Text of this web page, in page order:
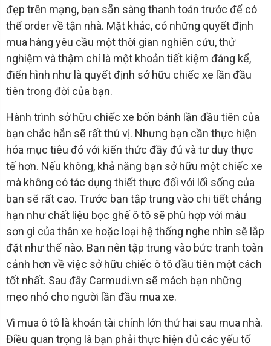
đẹp trên mạng, bạn sẵn sàng thanh toán trước để có
thể order về tận nhà. Mặt khác, có những quyết định
mua hàng yêu cầu một thời gian nghiên cứu, thử
nghiệm và thậm chí là một khoản tiết kiệm đáng kể,
điển hình như là quyết định sở hữu chiếc xe lần đầu
tiên trong đời của bạn.
Hành trình sở hữu chiếc xe bốn bánh lần đầu tiên của
bạn chắc hẳn sẽ rất thú vị. Nhưng bạn cần thực hiện
hóa mục tiêu đó với kiến thức đầy đủ và tư duy thực
tế hơn. Nếu không, khả năng bạn sở hữu một chiếc xe
mà không có tác dụng thiết thực đối với lối sống của
bạn sẽ rất cao. Trước bạn tập trung vào chi tiết chẳng
hạn như chất liệu bọc ghế ô tô sẽ phù hợp với màu
sơn gì của thân xe hoặc loại hệ thống nghe nhìn sẽ lắp
đặt như thế nào. Bạn nên tập trung vào bức tranh toàn
cảnh hơn về việc sở hữu chiếc ô tô đầu tiên một cách
tốt nhất. Sau đây Carmudi.vn sẽ mách bạn những
mẹo nhỏ cho người lần đầu mua xe.
Vì mua ô tô là khoản tài chính lớn thứ hai sau mua nhà.
Điều quan trọng là bạn phải thực hiện đủ các yếu tố